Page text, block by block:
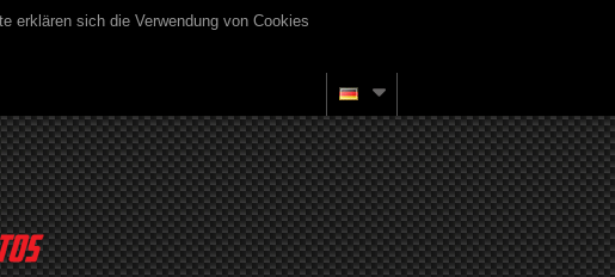
erklären sich die Verwendung von Cookies